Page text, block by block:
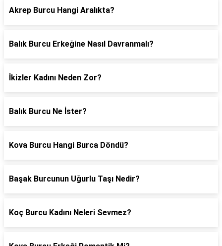
Akrep Burcu Hangi Aralıkta?
Balık Burcu Erkeğine Nasıl Davranmalı?
İkizler Kadını Neden Zor?
Balık Burcu Ne İster?
Kova Burcu Hangi Burca Döndü?
Başak Burcunun Uğurlu Taşı Nedir?
Koç Burcu Kadını Neleri Sevmez?